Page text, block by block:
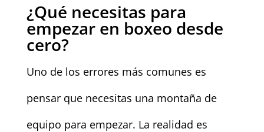
¿Qué necesitas para
empezar en boxeo desde
cero?
Uno de los errores más comunes es
pensar que necesitas una montaña de
equipo para empezar. La realidad es